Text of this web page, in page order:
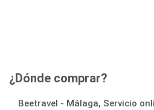
¿Dónde comprar?
Beetravel - Málaga, Servicio